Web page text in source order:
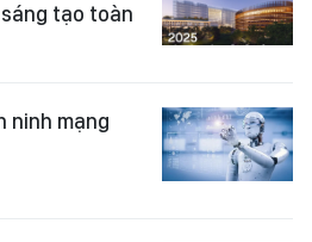
tạo toàn
ninh mạng